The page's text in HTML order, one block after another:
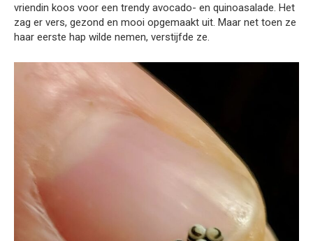
vriendin koos voor een trendy avocado- en quinoasalade. Het
zag er vers, gezond en mooi opgemaakt uit. Maar net toen ze
haar eerste hap wilde nemen, verstijfde ze.